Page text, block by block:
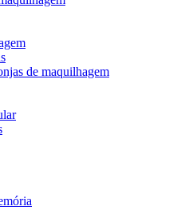
de maquilhagem